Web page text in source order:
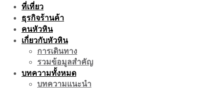
ที่เที่ยว
ธุรกิจร้านค้า
คนหัวหิน
เกี่ยวกับหัวหิน
การเดินทาง
รวมข้อมูลสำคัญ
บทความทั้งหมด
บทความแนะนำ